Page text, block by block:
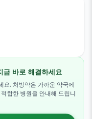
금 바로 해결하세요
요. 처방약은 가까운 약국에
합한 병원을 안내해 드립니